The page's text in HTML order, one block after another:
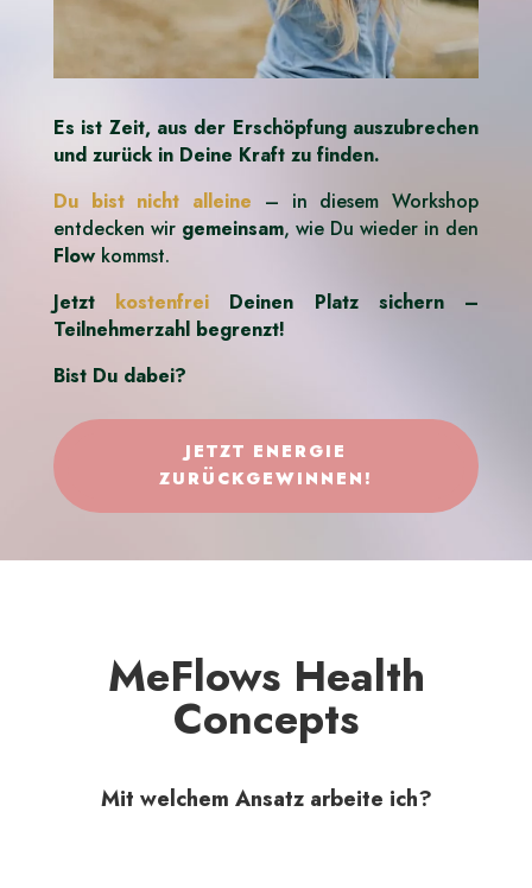
Es ist Zeit, aus der Erschöpfung auszubrechen
und zurück in Deine Kraft zu finden.
Du bist nicht alleine – in diesem Workshop
entdecken wir gemeinsam, wie Du wieder in den
Flowkommst.
Jetzt kostenfrei Deinen Platz sichern –
Teilnehmerzahl begrenzt!
Bist Du dabei?
JETZT ENERGIE
ZURÜCKGEWINNEN!
MeFlows Health
Concepts
Mit welchem Ansatz arbeite ich?